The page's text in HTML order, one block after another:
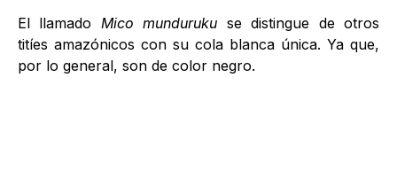
El llamado Mico munduruku se distingue de otros
titíes amazónicos con su cola blanca única. Ya que,
por lo general, son de color negro.